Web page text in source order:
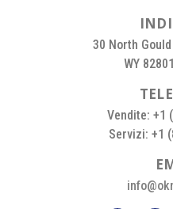
INDI
30 North
WY
TELE
Vendite: +1
Servizi: +1
E